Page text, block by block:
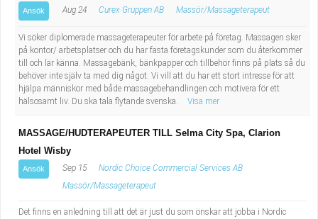
Ansök Aug 24 Curex Gruppen AB Massör/Massageterapeut
Vi söker diplomerade massageterapeuter för arbete på företag. Massagen sker
på kontor/ arbetsplatser och du har fasta företagskunder som du återkommer
till och lär känna. Massagebänk, bänkpapper och tillbehör finns på plats så du
behöver inte själv ta med dig något. Vi vill att du har ett stort intresse för att
hjälpa människor med både massagebehandlingen och motivera för ett
hälsosamt liv. Du ska tala flytande svenska.
Visa mer
MASSAGE/HUDTERAPEUTER TILL Selma City Spa, Clarion
Hotel Wisby
Ansök Sep 15
Nordic Choice Commercial Services AB
Massör/Massageterapeut
Det finns en anledning till att det är just du som önskar att jobba i Nordic